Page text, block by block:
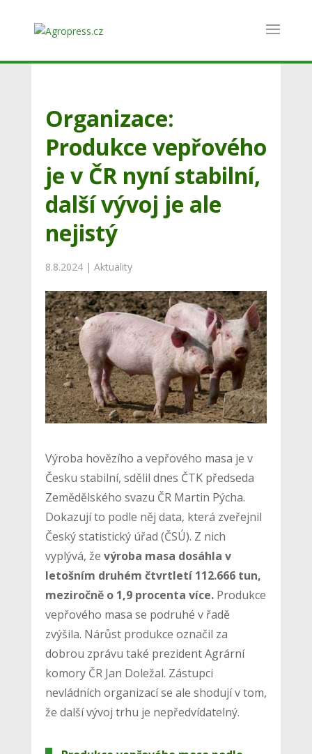
Organizace:
Produkce vepřového
je v ČR nyní stabilní,
další vývoj je ale
nejistý
8.8.2024| Aktuality
Výroba hovězího a vepřového masa je v
Česku stabilní, sdělil dnes ČTK předseda
Zemědělského svazu ČR Martin Pýcha.
Dokazují to podle něj data, která zveřejnil
Český statistický úřad (ČSÚ). Z nich
vyplývá, že výroba masa dosáhla v
letošním druhém čtvrtletí 112.666 tun,
meziročně o 1,9 procenta více.Produkce
vepřového masa se podruhé v řadě
zvýšila. Nárůst produkce označil za
dobrou zprávu také prezident Agrární
komory ČR Jan Doležal. Zástupci
nevládních organizací se ale shodují v tom,
že další vývoj trhu je nepředvídatelný.